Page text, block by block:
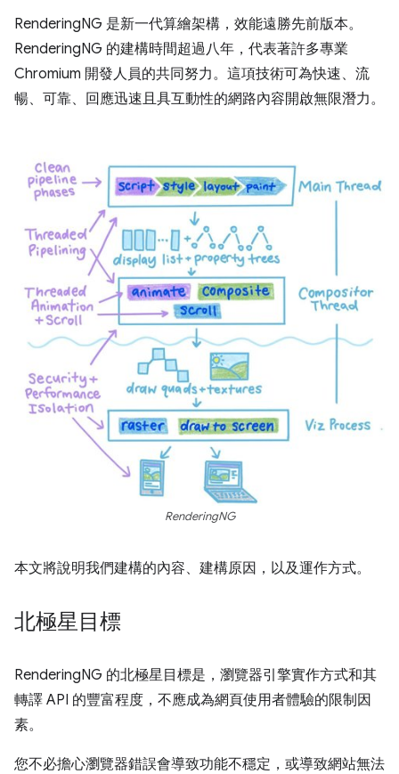
RenderingNG 是新一代算繪架構，效能遠勝先前版本。
RenderingNG 的建構時間超過八年，代表著許多專業
Chromium 開發人員的共同努力。這項技術可為快速、流
暢、可靠、回應迅速且具互動性的網路內容開啟無限潛力。
RenderingNG
本文將說明我們建構的內容、建構原因，以及運作方式。
北極星目標
RenderingNG 的北極星目標是，瀏覽器引擎實作方式和其
轉譯 API 的豐富程度，不應成為網頁使用者體驗的限制因
素。
您不必擔心瀏覽器錯誤會導致功能不穩定，或導致網站無法